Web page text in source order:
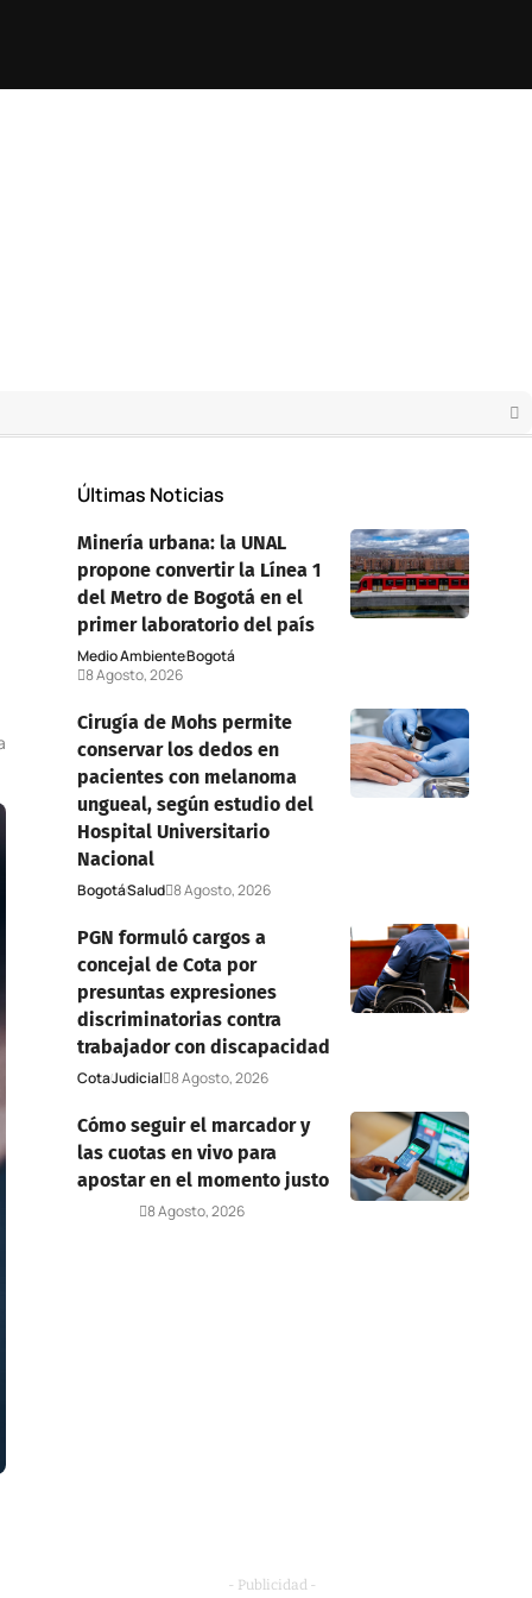
Últimas Noticias
Minería urbana: la UNAL
propone convertir la Línea 1
del Metro de Bogotá en el
primer laboratorio del país
Medio AmbienteBogotá
8 Agosto, 2026
Cirugía de Mohs permite
conservar los dedos en
pacientes con melanoma
ungueal, según estudio del
Hospital Universitario
Nacional
BogotáSalud 8 Agosto, 2026
PGN formuló cargos a
concejal de Cota por
presuntas expresiones
discriminatorias contra
trabajador con discapacidad
CotaJudicial 8 Agosto, 2026
Cómo seguir el marcador y
las cuotas en vivo para
apostar en el momento justo
8 Agosto, 2026
- Publicidad -